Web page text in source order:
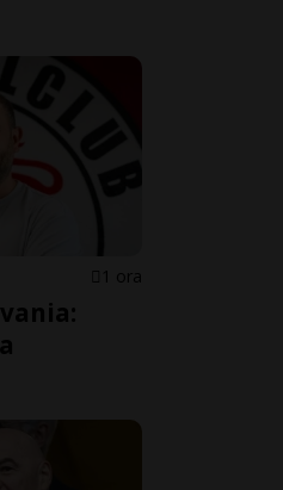
1 ora